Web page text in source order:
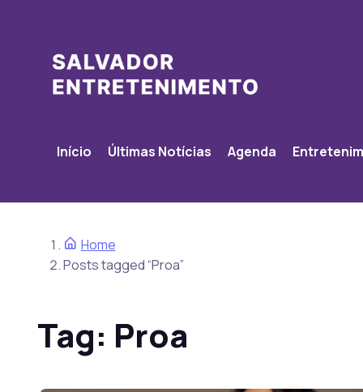
Início Últimas Notícias Agenda
Home
Posts tagged “Proa”
Tag: Proa